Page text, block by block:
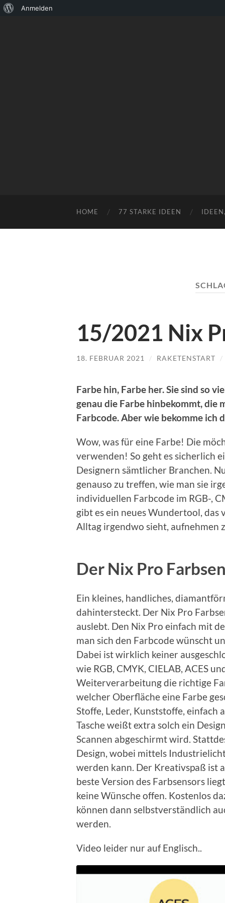
Über
Anmelden
HOME 77 STARKE IDEEN
15/2021 Nix
18. FEBRUAR 2021 / RAKETENSTART /
Farbe hin, Farbe her. Sie sind so
genau die Farbe hinbekommt, die
Farbcode. Aber wie bekomme ich
Wow, was für eine Farbe! Die
verwenden! So geht es sicherlich
Designern sämtlicher Branchen.
genauso zu treffen, wie man sie
individuellen Farbcode im RGB-,
gibt es ein neues Wundertool,
Alltag irgendwo sieht, aufnehmen
Der Nix Pro
Ein kleines, handliches,
dahintersteckt. Der Nix Pro
auslebt. Den Nix Pro einfach mit
man sich den Farbcode wünscht
Dabei ist wirklich keiner
wie RGB, CMYK, CIELAB, ACES
Weiterverarbeitung die richtige
welcher Oberfläche eine Farbe
Stoffe, Leder, Kunststoffe, einfach
Tasche weißt extra solch ein
Scannen abgeschirmt wird.
Design, wobei mittels
werden kann. Der Kreativspaß ist
beste Version des Farbsensors
keine Wünsche offen. Kostenlos
können dann selbstverständlich
werden.
Video leider nur auf Englisch..